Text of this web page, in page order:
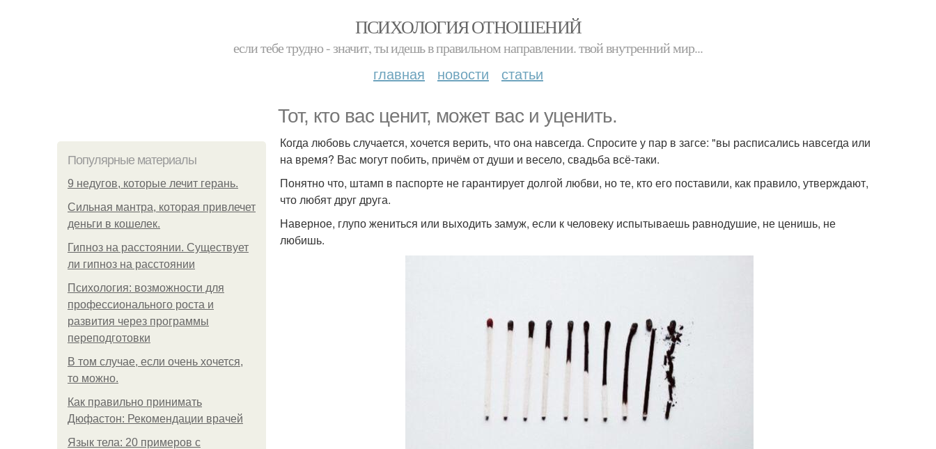
ПСИХОЛОГИЯ ОТНОШЕНИЙ
если тебе трудно - значит, ты идешь в правильном направлении. твой внутренний мир...
главная новости статьи
Тот, кто вас ценит, может вас и уценить.
Популярные материалы
9 недугов, которые лечит герань.
Сильная мантра, которая привлечет
деньги в кошелек.
Гипноз на расстоянии. Существует
ли гипноз на расстоянии
Психология: возможности для
профессионального роста и
развития через программы
переподготовки
В том случае, если очень хочется,
то можно.
Как правильно принимать
Дюфастон: Рекомендации врачей
Язык тела: 20 примеров с
Когда любовь случается, хочется верить, что она навсегда. Спросите у пар в загсе: "вы расписались навсегда или
на время? Вас могут побить, причём от души и весело, свадьба всё-таки.
Понятно что, штамп в паспорте не гарантирует долгой любви, но те, кто его поставили, как правило, утверждают,
что любят друг друга.
Наверное, глупо жениться или выходить замуж, если к человеку испытываешь равнодушие, не ценишь, не
любишь.